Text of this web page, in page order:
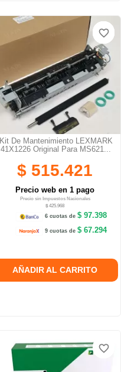
Kit De Mantenimiento LEXMARK
41X1226 Original Para MS621...
$ 515.421
Precio web en 1 pago
Precio sin Impuestos Nacionales
$ 425.968
6 cuotas de$ 97.398
9 cuotas de$ 67.294
AÑADIR AL CARRITO
favorite_border
favorite_border
favorite_border
favorite_border
favorite_border
favorite_border